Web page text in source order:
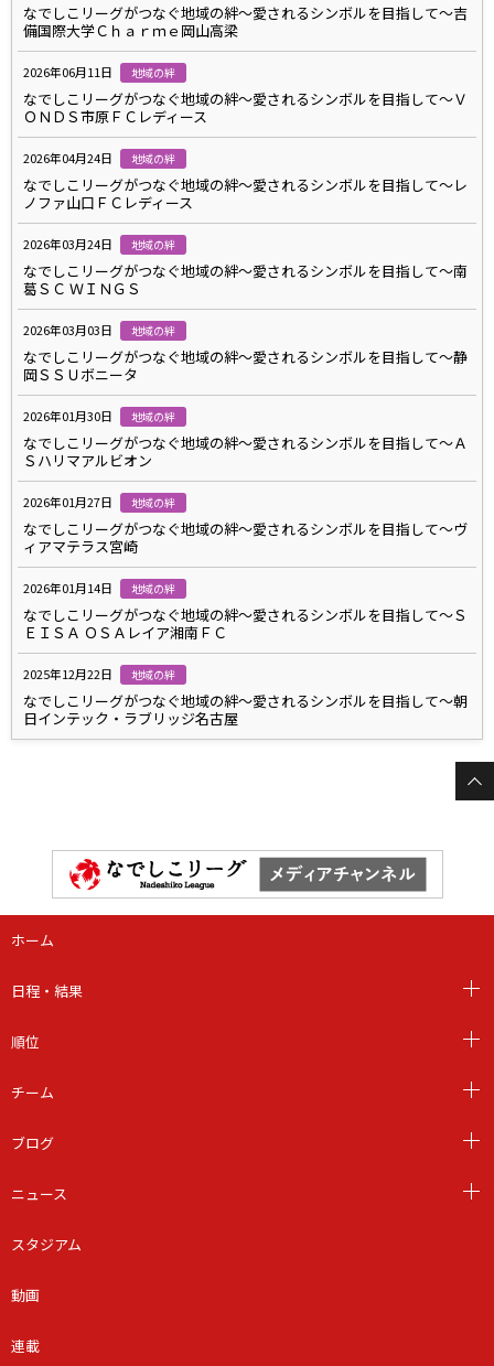
なでしこリーグがつなぐ地域の絆～愛されるシンボルを目指して～吉
備国際大学Ｃｈａｒｍｅ岡山高梁
2026年06月11日 地域の絆
なでしこリーグがつなぐ地域の絆～愛されるシンボルを目指して～Ｖ
ＯＮＤＳ市原ＦＣレディース
2026年04月24日 地域の絆
なでしこリーグがつなぐ地域の絆～愛されるシンボルを目指して～レ
ノファ山口ＦＣレディース
2026年03月24日 地域の絆
なでしこリーグがつなぐ地域の絆～愛されるシンボルを目指して～南
葛ＳＣ ＷＩＮＧＳ
2026年03月03日 地域の絆
なでしこリーグがつなぐ地域の絆～愛されるシンボルを目指して～静
岡ＳＳＵボニータ
2026年01月30日 地域の絆
なでしこリーグがつなぐ地域の絆～愛されるシンボルを目指して～Ａ
Ｓハリマアルビオン
2026年01月27日 地域の絆
なでしこリーグがつなぐ地域の絆～愛されるシンボルを目指して～ヴ
ィアマテラス宮崎
2026年01月14日 地域の絆
なでしこリーグがつなぐ地域の絆～愛されるシンボルを目指して～Ｓ
ＥＩＳＡ ＯＳＡレイア湘南ＦＣ
2025年12月22日 地域の絆
なでしこリーグがつなぐ地域の絆～愛されるシンボルを目指して～朝
日インテック・ラブリッジ名古屋
ホーム
日程・結果
順位
チーム
ブログ
ニュース
スタジアム
動画
連載